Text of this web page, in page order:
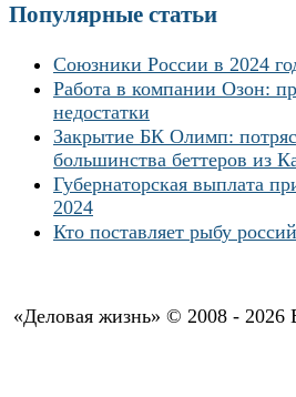
Популярные статьи
Союзники России в 2024
Работа в компании Озон:
недостатки
Закрытие БК Олимп:
большинства беттеров из
Губернаторская выплата
2024
Кто поставляет рыбу
«Деловая жизнь» © 2008 -